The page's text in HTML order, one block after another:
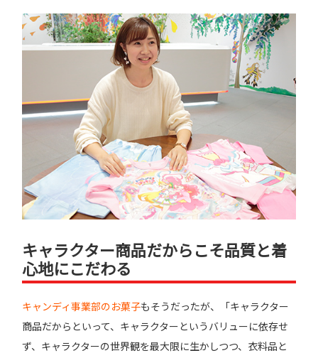
キャラクター商品だからこそ品質と着
心地にこだわる
キャンディ事業部のお菓子もそうだったが、「キャラクター
商品だからといって、キャラクターというバリューに依存せ
ず、キャラクターの世界観を最大限に生かしつつ、衣料品と